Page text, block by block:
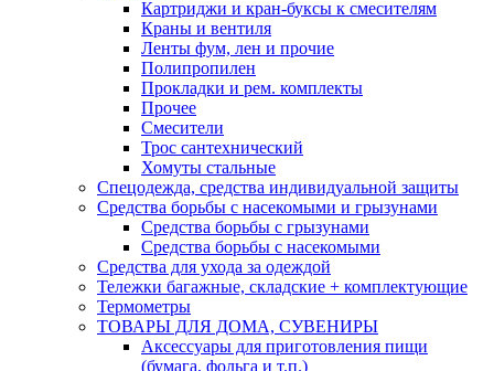
Картриджи и кран-буксы к смесителям
Краны и вентиля
Ленты фум, лен и прочие
Полипропилен
Прокладки и рем. комплекты
Прочее
Смесители
Трос сантехнический
Хомуты стальные
Спецодежда, средства индивидуальной защиты
Средства борьбы с насекомыми и грызунами
Средства борьбы с грызунами
Средства борьбы с насекомыми
Средства для ухода за одеждой
Тележки багажные, складские + комплектующие
Термометры
ТОВАРЫ ДЛЯ ДОМА, СУВЕНИРЫ
Аксессуары для приготовления пищи
(бумага, фольга и т.п.)